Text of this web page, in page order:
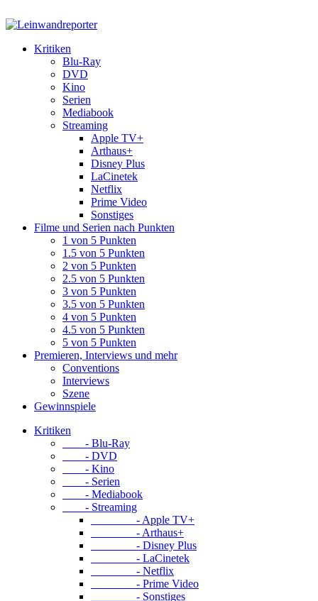
Kritiken
Blu-Ray
DVD
Kino
Serien
Mediabook
Streaming
Apple TV+
Arthaus+
Disney Plus
LaCinetek
Netflix
Prime Video
Sonstiges
Filme und Serien nach Punkten
1 von 5 Punkten
1.5 von 5 Punkten
2 von 5 Punkten
2.5 von 5 Punkten
3 von 5 Punkten
3.5 von 5 Punkten
4 von 5 Punkten
4.5 von 5 Punkten
5 von 5 Punkten
Premieren, Interviews und mehr
Conventions
Interviews
Szene
Gewinnspiele
Kritiken
- Blu-Ray
- DVD
- Kino
- Serien
- Mediabook
- Streaming
- Apple TV+
- Arthaus+
- Disney Plus
- LaCinetek
- Netflix
- Prime Video
- Sonstiges